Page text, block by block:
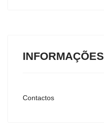
INFORMAÇÕES
Contactos